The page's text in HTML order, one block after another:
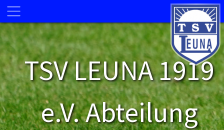
TSV LEUNA 1919
e.V. Abteilung